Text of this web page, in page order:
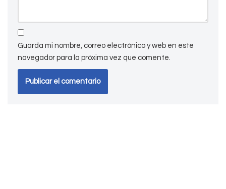
Guarda mi nombre, correo electrónico y web en este
navegador para la próxima vez que comente.